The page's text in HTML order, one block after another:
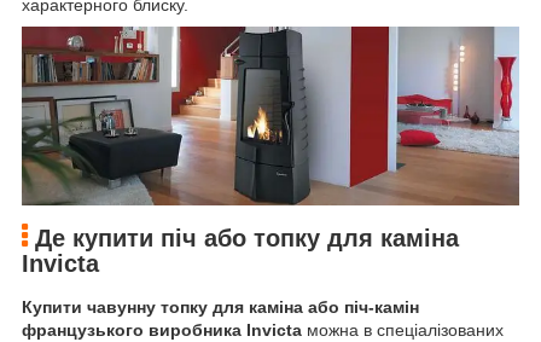
характерного блиску.
Де купити піч або топку для каміна
Invicta
Купити чавунну топку для каміна або піч-камін
французького виробника Invicta можна в спеціалізованих